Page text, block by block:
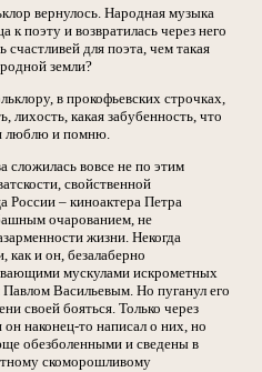
вернулось. Народная музыка
к поэту и возвратилась через него
для поэта, чем такая
земли?
в прокофьевских строчках,
лихость, какая забубенность, что
люблю и помню.
сложилась вовсе не по этим
свойственной
– киноактера Петра
очарованием, не
жизни. Некогда
как и он, безалаберно
мускулами искрометных
Павлом Васильевым. Но пуганул его
своей бояться. Только через
наконец-то написал о них, но
обезболенными и сведены в
скоморошливому